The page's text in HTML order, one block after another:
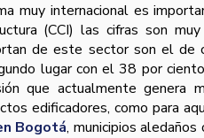
muy internacional es
(CCI) las cifras son
de este sector son el de
lugar con el 38 por
que actualmente genera
edificadores, como para
Bogotá, municipios